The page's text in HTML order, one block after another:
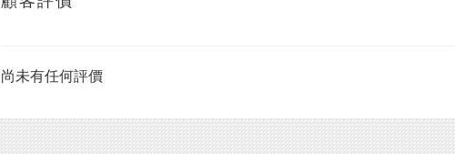
尚未有任何評價